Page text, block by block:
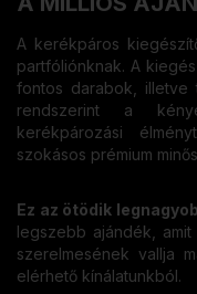
A kerékpáros
partfóliónknak. A
fontos darabok, illetve
rendszerint a
kerékpározási
szokásos prémium
Ez az ötödik
legszebb ajándék,
szerelmesének vallja
elérhető kínálatunkból.